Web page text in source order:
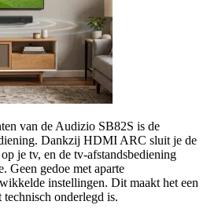
van de Audizio SB82S is de
Dankzij HDMI ARC sluit je de
je tv, en de tv-afstandsbediening
Geen gedoe met aparte
instellingen. Dit maakt het een
onderlegd is.